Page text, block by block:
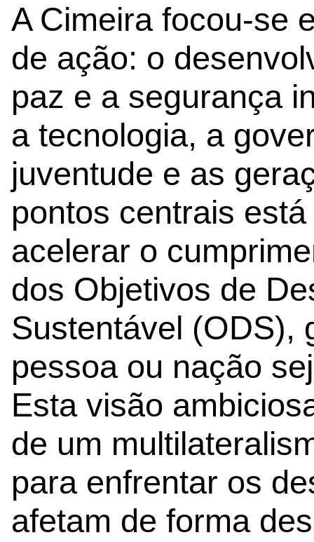
A Cimeira focou-se
de ação: o
paz e a segurança
a tecnologia, a
juventude e as
pontos centrais
acelerar o
dos Objetivos de
Sustentável (ODS),
pessoa ou nação
Esta visão
de um
para enfrentar os
afetam de forma